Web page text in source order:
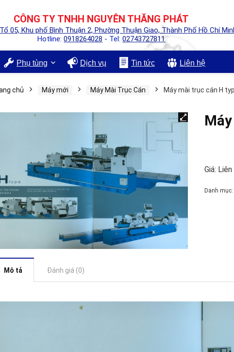
CÔNG TY TNHH NGUYÊN THĂNG PHÁT
05, Khu phố Bình Thuận 2, Phường Thuận Giao, Thành Phố Hồ Chí
Hotline:0918264028 - Tel:02743727811
Phụ tùng Dịch vụ Tin tức Liên hệ
chủ Máy mới Máy Mài Trục Cán Máy mài trục cán H
Giá: Liên
Danh mục:
Mô tả Đánh giá (0)